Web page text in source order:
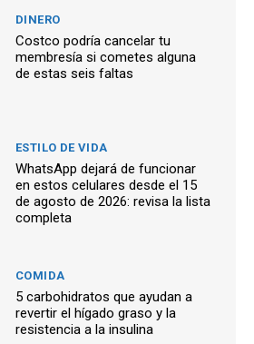
DINERO
Costco podría cancelar tu
membresía si cometes alguna
de estas seis faltas
ESTILO DE VIDA
WhatsApp dejará de funcionar
en estos celulares desde el 15
de agosto de 2026: revisa la lista
completa
COMIDA
5 carbohidratos que ayudan a
revertir el hígado graso y la
resistencia a la insulina